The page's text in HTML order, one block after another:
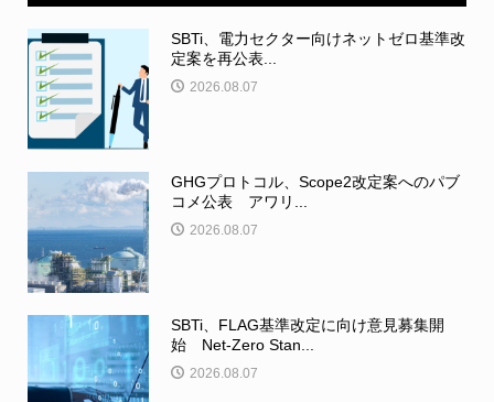
SBTi、電力セクター向けネットゼロ基準改
定案を再公表...
2026.08.07
GHGプロトコル、Scope2改定案へのパブ
コメ公表 アワリ...
2026.08.07
SBTi、FLAG基準改定に向け意見募集開
始 Net-Zero Stan...
2026.08.07